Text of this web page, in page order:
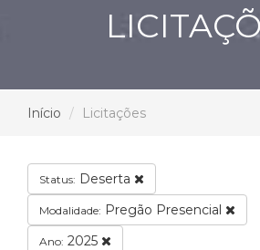
Início Licitações
Status: Deserta
Modalidade: Pregão Presencial
Ano: 2025